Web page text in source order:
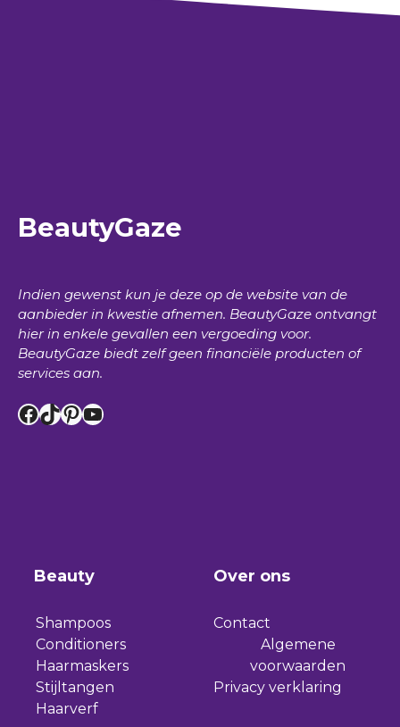
BeautyGaze
Indien gewenst kun je deze op de website van de
aanbieder in kwestie afnemen. BeautyGaze ontvangt
hier in enkele gevallen een vergoeding voor.
BeautyGaze biedt zelf geen financiële producten of
services aan.
Facebook
TikTok
Pinterest
YouTube
Beauty
Shampoos
Conditioners
Haarmaskers
Stijltangen
Haarverf
Over ons
Contact
Algemene
voorwaarden
Privacy verklaring